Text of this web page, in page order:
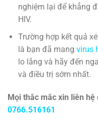
nghiệm lại để khẳng
HIV.
Trường hợp kết quả
là bạn đã mang virus
lo lắng và hãy đến
và điều trị sớm nhất.
Mọi thắc mắc xin liên
0766.516161